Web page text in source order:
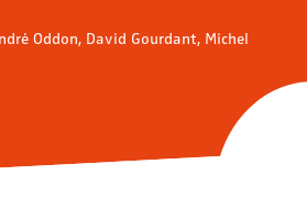
Oddon, David Gourdant, Michel